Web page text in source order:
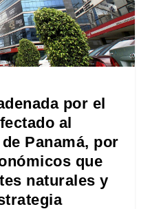
por el
al
Panamá, por
que
naturales y